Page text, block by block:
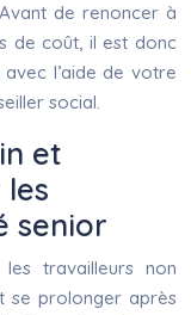
de renoncer à
de coût, il est donc
l’aide de votre
social.
et
senior
travailleurs non
se prolonger après